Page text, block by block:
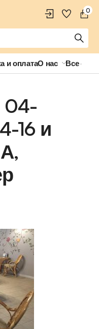
0
и оплатаО нас Все о
04-
16 и